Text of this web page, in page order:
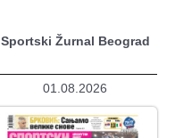
Sportski Žurnal Beograd
01.08.2026